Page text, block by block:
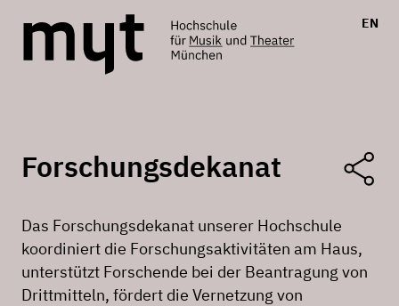
EN
Forschungsdekanat
Das Forschungsdekanat unserer Hochschule
koordiniert die Forschungsaktivitäten am Haus,
unterstützt Forschende bei der Beantragung von
Drittmitteln, fördert die Vernetzung von